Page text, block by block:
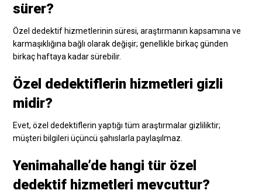
sürer?
Özel dedektif hizmetlerinin süresi, araştırmanın kapsamına ve
karmaşıklığına bağlı olarak değişir; genellikle birkaç günden
birkaç haftaya kadar sürebilir.
Özel dedektiflerin hizmetleri gizli
midir?
Evet, özel dedektiflerin yaptığı tüm araştırmalar gizliliktir;
müşteri bilgileri üçüncü şahıslarla paylaşılmaz.
Yenimahalle’de hangi tür özel
dedektif hizmetleri mevcuttur?